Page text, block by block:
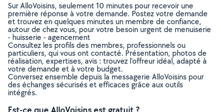
Sur AlloVoisins, seulement 10 minutes pour recevoir une
première réponse à votre demande. Postez votre demande
et trouvez en quelques minutes un membre de confiance,
autour de chez vous, pour votre besoin urgent de menuiserie
- huisserie - agencement
Consultez les profils des membres, professionnels ou
particuliers, qui vous ont contacté. Présentation, photos de
réalisation, expertises, avis : trouvez l'offreur idéal, adapté à
votre demande et à votre budget.
Conversez ensemble depuis la messagerie AlloVoisins pour
des échanges sécurisés et efficaces grâce aux outils
intégrés.